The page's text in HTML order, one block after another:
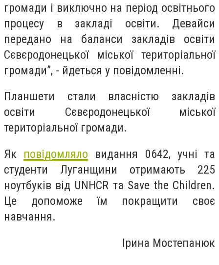
громади і виключно на період освітнього
процесу в закладі освіти. Девайси
передано на баланси закладів освіти
Сєвєродонецької міської територіальної
громади”, - йдеться у повідомленні.
Планшети стали власністю закладів
освіти Сєвєродонецької міської
територіальної громади.
Як повідомляло видання 0642, учні та
студенти Луганщини отримають 225
ноутбуків від UNHCR та Save the Children.
Це допоможе їм покращити своє
навчання.
Ірина Мостепанюк